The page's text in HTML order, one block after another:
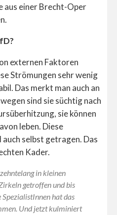
aus einer Brecht-Oper
externen Faktoren
Strömungen sehr wenig
Das merkt man auch an
sind sie süchtig nach
sie können
leben. Diese
selbst getragen. Das
Kader.
in kleinen
getroffen und bis
hat das
Und jetzt kulminiert